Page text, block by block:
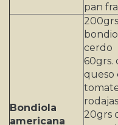
pan
Bondiola
americana
cerdo
60grs.
queso
20grs